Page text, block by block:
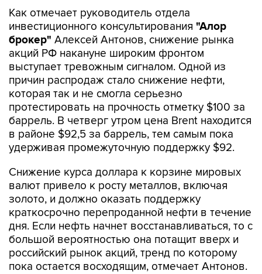
Как отмечает руководитель отдела
инвестиционного консультирования "Алор
брокер" Алексей Антонов, снижение рынка
акций РФ накануне широким фронтом
выступает тревожным сигналом. Одной из
причин распродаж стало снижение нефти,
которая так и не смогла серьезно
протестировать на прочность отметку $100 за
баррель. В четверг утром цена Brent находится
в районе $92,5 за баррель, тем самым пока
удерживая промежуточную поддержку $92.
Снижение курса доллара к корзине мировых
валют привело к росту металлов, включая
золото, и должно оказать поддержку
краткосрочно перепроданной нефти в течение
дня. Если нефть начнет восстанавливаться, то с
большой вероятностью она потащит вверх и
российский рынок акций, тренд по которому
пока остается восходящим, отмечает Антонов.